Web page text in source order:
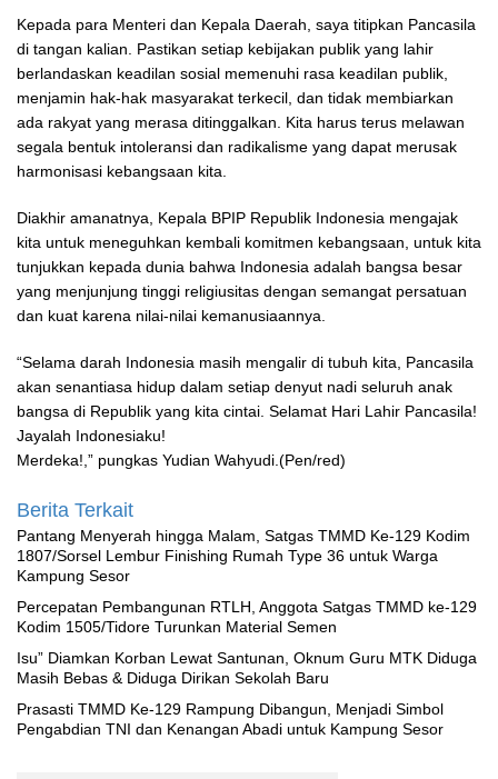
Kepada para Menteri dan Kepala Daerah, saya titipkan Pancasila
di tangan kalian. Pastikan setiap kebijakan publik yang lahir
berlandaskan keadilan sosial memenuhi rasa keadilan publik,
menjamin hak-hak masyarakat terkecil, dan tidak membiarkan
ada rakyat yang merasa ditinggalkan. Kita harus terus melawan
segala bentuk intoleransi dan radikalisme yang dapat merusak
harmonisasi kebangsaan kita.
Diakhir amanatnya, Kepala BPIP Republik Indonesia mengajak
kita untuk meneguhkan kembali komitmen kebangsaan, untuk kita
tunjukkan kepada dunia bahwa Indonesia adalah bangsa besar
yang menjunjung tinggi religiusitas dengan semangat persatuan
dan kuat karena nilai-nilai kemanusiaannya.
“Selama darah Indonesia masih mengalir di tubuh kita, Pancasila
akan senantiasa hidup dalam setiap denyut nadi seluruh anak
bangsa di Republik yang kita cintai. Selamat Hari Lahir Pancasila!
Jayalah Indonesiaku!
Merdeka!,” pungkas Yudian Wahyudi.(Pen/red)
Berita Terkait
Pantang Menyerah hingga Malam, Satgas TMMD Ke-129 Kodim
1807/Sorsel Lembur Finishing Rumah Type 36 untuk Warga
Kampung Sesor
Percepatan Pembangunan RTLH, Anggota Satgas TMMD ke-129
Kodim 1505/Tidore Turunkan Material Semen
‎Isu” Diamkan Korban Lewat Santunan, Oknum Guru MTK Diduga
Masih Bebas & Diduga Dirikan Sekolah Baru
Prasasti TMMD Ke-129 Rampung Dibangun, Menjadi Simbol
Pengabdian TNI dan Kenangan Abadi untuk Kampung Sesor